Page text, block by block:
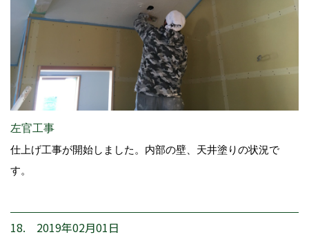
左官工事
仕上げ工事が開始しました。内部の壁、天井塗りの状況で
す。
18. 2019年02月01日